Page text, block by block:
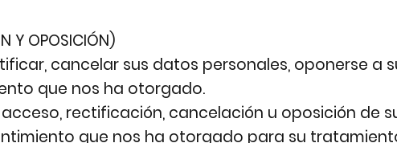
Y OPOSICIÓN)
cancelar sus datos personales, oponerse a
que nos ha otorgado.
rectificación, cancelación u oposición de
que nos ha otorgado para su